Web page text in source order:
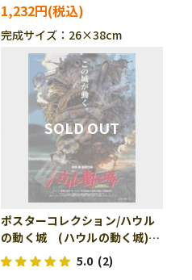
1,232円
完成サイズ：26×38cm
ポスターコレクション/ハウル
の動く城 (ハウルの動く城)
1000ピース ジグソーパズ
ル ENS-1000c-215
5.0 (2)